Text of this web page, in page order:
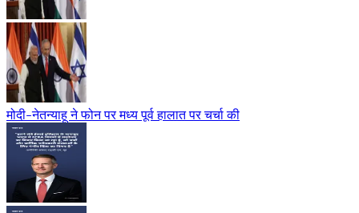
मोदी-नेतन्याहू ने फोन पर मध्य पूर्व हालात पर चर्चा की